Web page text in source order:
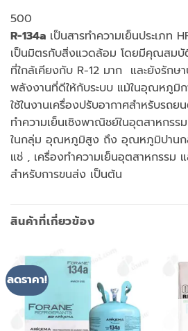
500
R-134a เป็นสารทำความเย็นประเภท
เป็นมิตรกับสิ่งแวดล้อม โดยมีคุณสมบั
ที่ใกล้เคียงกับ R-12 มาก และยังรักษา
พลังงานที่ดีให้กับระบบ แม้ในอุณหภูมิ
ใช้ในงานเครื่องปรับอากาศสำหรับรถ
ทำความเย็นเชิงพาณิชย์ในอุตสาหกรร
ในกลุ่ม อุณหภูมิสูง ถึง อุณหภูมิปานก
แช่ , เครื่องทำความเย็นอุตสาหกรรม แ
สำหรับการขนส่ง เป็นต้น
สินค้าที่เกี่ยวข้อง
ลดราคา!